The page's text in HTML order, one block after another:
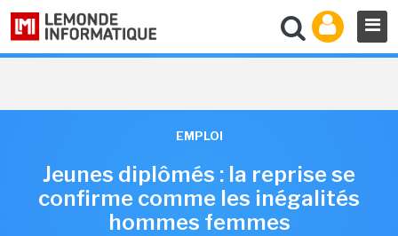
EMPLOI
Jeunes diplômés : la reprise se
confirme comme les inégalités
hommes femmes